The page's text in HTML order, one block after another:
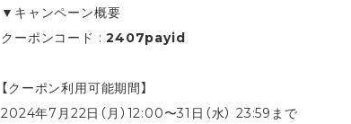
▼キャンペーン概要
クーポンコード :2407payid
【クーポン利用可能期間】
2024年7月22日（月）12:00〜31日（水） 23:59まで